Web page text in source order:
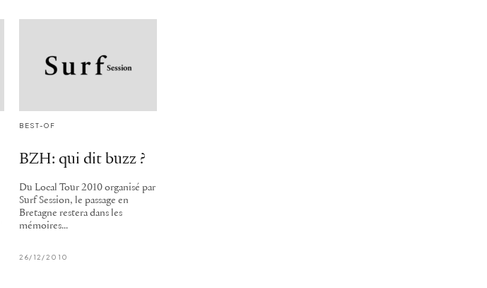
BEST-OF
BZH: qui dit buzz ?
Du Local Tour 2010 organisé par
Surf Session, le passage en
Bretagne restera dans les
mémoires...
26/12/2010